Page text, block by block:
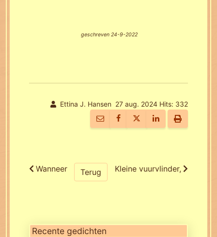
Recente gedichten
geschreven 24-9-2022
Ettina J. Hansen 27 aug. 2024 Hits: 332
Wanneer Terug Kleine vuurvlinder,